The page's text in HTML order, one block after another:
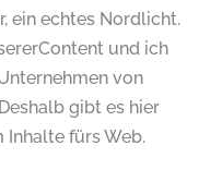
ein echtes Nordlicht.
und ich
von
gibt es hier
fürs Web.